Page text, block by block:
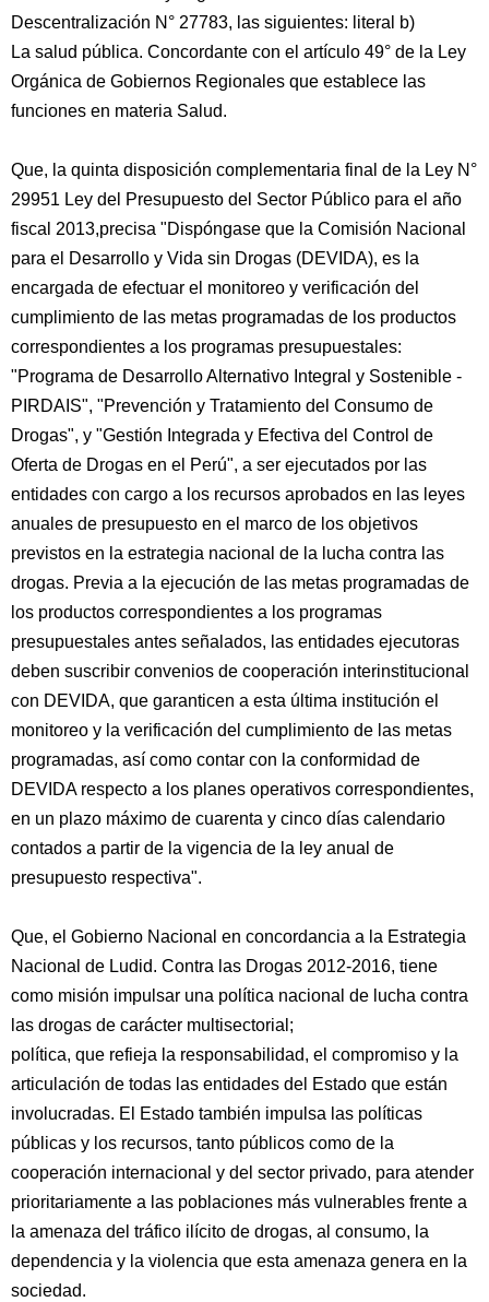
Descentralización N° 27783, las siguientes: literal b)
La salud pública. Concordante con el artículo 49° de la Ley
Orgánica de Gobiernos Regionales que establece las
funciones en materia Salud.
Que, la quinta disposición complementaria final de la Ley N°
29951 Ley del Presupuesto del Sector Público para el año
fiscal 2013,precisa "Dispóngase que la Comisión Nacional
para el Desarrollo y Vida sin Drogas (DEVIDA), es la
encargada de efectuar el monitoreo y verificación del
cumplimiento de las metas programadas de los productos
correspondientes a los programas presupuestales:
"Programa de Desarrollo Alternativo Integral y Sostenible -
PIRDAIS", "Prevención y Tratamiento del Consumo de
Drogas", y "Gestión Integrada y Efectiva del Control de
Oferta de Drogas en el Perú", a ser ejecutados por las
entidades con cargo a los recursos aprobados en las leyes
anuales de presupuesto en el marco de los objetivos
previstos en la estrategia nacional de la lucha contra las
drogas. Previa a la ejecución de las metas programadas de
los productos correspondientes a los programas
presupuestales antes señalados, las entidades ejecutoras
deben suscribir convenios de cooperación interinstitucional
con DEVIDA, que garanticen a esta última institución el
monitoreo y la verificación del cumplimiento de las metas
programadas, así como contar con la conformidad de
DEVIDA respecto a los planes operativos correspondientes,
en un plazo máximo de cuarenta y cinco días calendario
contados a partir de la vigencia de la ley anual de
presupuesto respectiva".
Que, el Gobierno Nacional en concordancia a la Estrategia
Nacional de Ludid. Contra las Drogas 2012-2016, tiene
como misión impulsar una política nacional de lucha contra
las drogas de carácter multisectorial;
política, que refieja la responsabilidad, el compromiso y la
articulación de todas las entidades del Estado que están
involucradas. El Estado también impulsa las políticas
públicas y los recursos, tanto públicos como de la
cooperación internacional y del sector privado, para atender
prioritariamente a las poblaciones más vulnerables frente a
la amenaza del tráfico ilícito de drogas, al consumo, la
dependencia y la violencia que esta amenaza genera en la
sociedad.